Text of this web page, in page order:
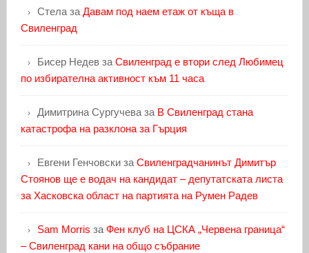
Стелаза Давам под наем етаж от къща в
Свиленград
Бисер Недевза Свиленград е втори след Любимец
по избирателна активност към 11 часа
Димитрина Сургучеваза В Свиленград стана
катастрофа на разклона за Гърция
Евгени Генчовскиза Свиленградчанинът Димитър
Стоянов ще е водач на кандидат – депутатската листа
за Хасковска област на партията на Румен Радев
Sam Morris за Фен клуб на ЦСКА „Червена граница“
– Свиленград кани на общо събрание